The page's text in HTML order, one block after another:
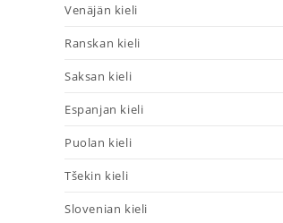
Venäjän kieli
Ranskan kieli
Saksan kieli
Espanjan kieli
Puolan kieli
Tšekin kieli
Slovenian kieli